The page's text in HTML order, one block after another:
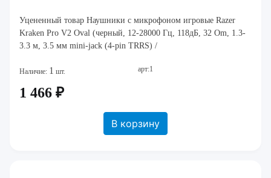
Уцененный товар Наушники с микрофоном игровые Razer
Kraken Pro V2 Oval (черный, 12-28000 Гц, 118дБ, 32 Om, 1.3-
3.3 м, 3.5 мм mini-jack (4-pin TRRS) /
Наличие: 1 шт. арт:1
1 466 ₽
В корзину